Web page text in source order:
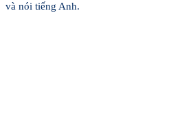
và nói tiếng Anh.